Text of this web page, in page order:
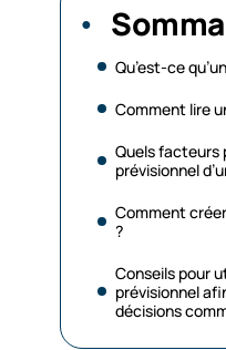
Qu’est-ce
Comment lire
Quels facteurs
prévisionnel
Comment
?
Conseils pour
prévisionnel
décisions